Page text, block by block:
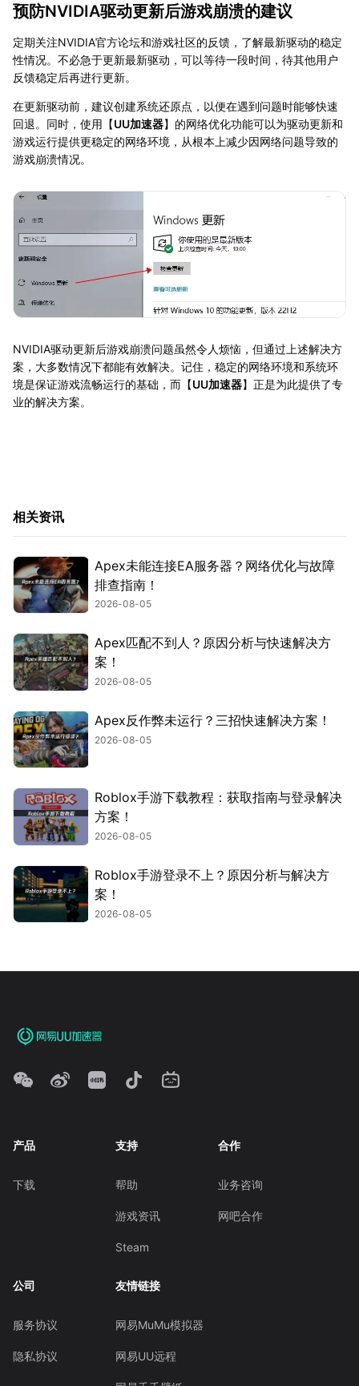
预防NVIDIA驱动更新后游戏崩溃的建议
定期关注NVIDIA官方论坛和游戏社区的反馈，了解最新驱动的稳定
性情况。不必急于更新最新驱动，可以等待一段时间，待其他用户
反馈稳定后再进行更新。
在更新驱动前，建议创建系统还原点，以便在遇到问题时能够快速
回退。同时，使用【UU加速器】的网络优化功能可以为驱动更新和
游戏运行提供更稳定的网络环境，从根本上减少因网络问题导致的
游戏崩溃情况。
NVIDIA驱动更新后游戏崩溃问题虽然令人烦恼，但通过上述解决方
案，大多数情况下都能有效解决。记住，稳定的网络环境和系统环
境是保证游戏流畅运行的基础，而【UU加速器】正是为此提供了专
业的解决方案。
相关资讯
Apex未能连接EA服务器？网络优化与故障
排查指南！
2026-08-05
Apex匹配不到人？原因分析与快速解决方
案！
2026-08-05
Apex反作弊未运行？三招快速解决方案！
2026-08-05
Roblox手游下载教程：获取指南与登录解决
方案！
2026-08-05
Roblox手游登录不上？原因分析与解决方
案！
2026-08-05
产品
下载
支持
帮助
游戏资讯
Steam
合作
业务咨询
网吧合作
公司
服务协议
隐私协议
友情链接
网易MuMu模拟器
网易UU远程